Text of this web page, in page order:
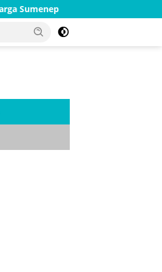
TNI AD Bangun Rumah Warga